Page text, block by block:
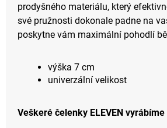
prodyšného materiálu, který
své pružnosti dokonale padne na
poskytne vám maximální pohodlí
výška 7 cm
univerzální velikost
Veškeré čelenky ELEVEN vyrábíme